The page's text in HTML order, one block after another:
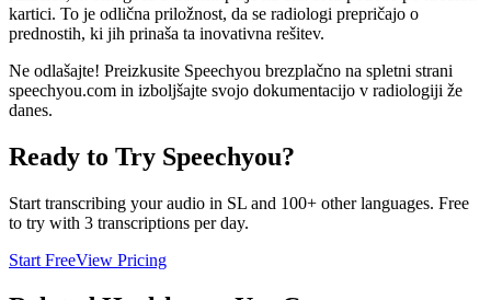
kartici. To je odlična priložnost, da se radiologi prepričajo o
prednostih, ki jih prinaša ta inovativna rešitev.
Ne odlašajte! Preizkusite Speechyou brezplačno na spletni strani
speechyou.com in izboljšajte svojo dokumentacijo v radiologiji že
danes.
Ready to Try Speechyou?
Start transcribing your audio in SL and 100+ other languages. Free
to try with 3 transcriptions per day.
Start FreeView Pricing